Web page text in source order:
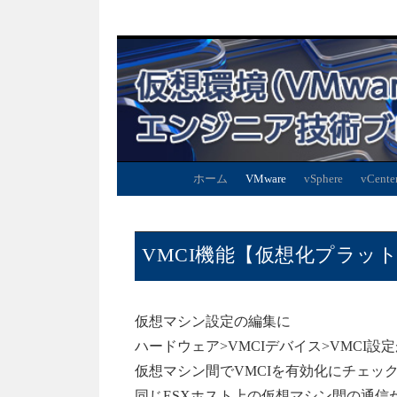
ホーム VMware vSphere
VMCI機能【仮想化プラッ
仮想マシン設定の編集に
ハードウェア>VMCIデバイス>VMCI設
仮想マシン間でVMCIを有効化にチェッ